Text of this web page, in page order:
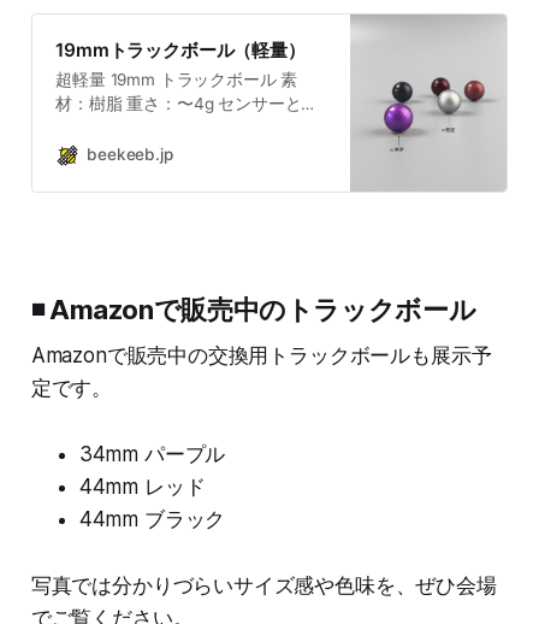
も使用できる可能性が高い ・
告多数 ・その他センサー → 相性に
より正常に動作しない場合あり ご購
入の前にご確認ください。
19mmトラックボール（軽量）
超軽量 19mm トラックボール 素
材：樹脂 重さ：〜4g センサーとの
可能性がございます。 予約注文：5
beekeeb.jp
◾️ Amazonで販売中のトラックボール
Amazonで販売中の交換用トラックボールも展示予
定です。
34mm パープル
44mm レッド
44mm ブラック
写真では分かりづらいサイズ感や色味を、ぜひ会場
でご覧ください。